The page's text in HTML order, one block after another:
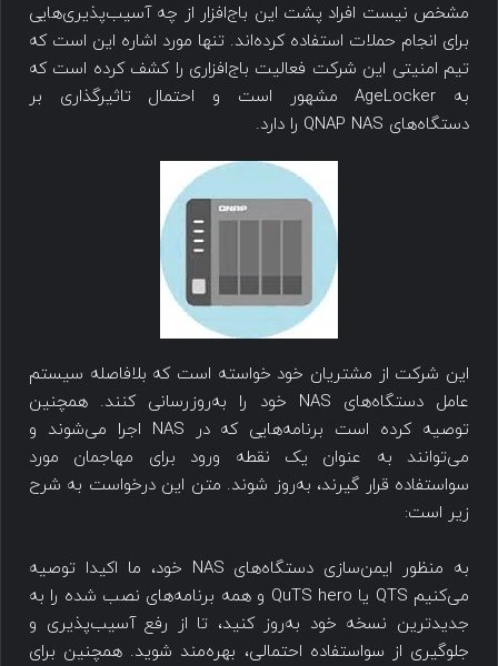
مشخص نیست افراد پشت این باج‌افزار از چه آسیب‌پذیری‌هایی
برای انجام حملات استفاده کرده‌اند. تنها مورد اشاره این است که
تیم امنیتی این شرکت فعالیت باج‌افزاری را کشف کرده است که
به AgeLocker مشهور است و احتمال تاثیرگذاری بر
دستگاه‌های QNAP NAS را دارد.
این شرکت از مشتریان خود خواسته است که بلافاصله سیستم
عامل دستگاه‌های NAS خود را به‌روزرسانی کنند. همچنین
توصیه کرده است برنامه‌هایی که در NAS اجرا می‌شوند و
می‌توانند به عنوان یک نقطه ورود برای مهاجمان مورد
سواستفاده قرار گیرند، به‌روز شوند. متن این درخواست به شرح
زیر است:
به منظور ایمن‌سازی دستگاه‌های NAS خود، ما اکیدا توصیه
می‌کنیم QTS یا QuTS hero و همه برنامه‌های نصب شده را به
جدیدترین نسخه خود به‌روز کنید، تا از رفع آسیب‌پذیری و
جلوگیری از سواستفاده احتمالی، بهره‌مند شوید. همچنین برای